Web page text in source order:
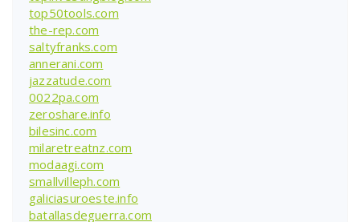
top50tools.com
the-rep.com
saltyfranks.com
annerani.com
jazzatude.com
0022pa.com
zeroshare.info
bilesinc.com
milaretreatnz.com
modaagi.com
smallvilleph.com
galiciasuroeste.info
batallasdeguerra.com